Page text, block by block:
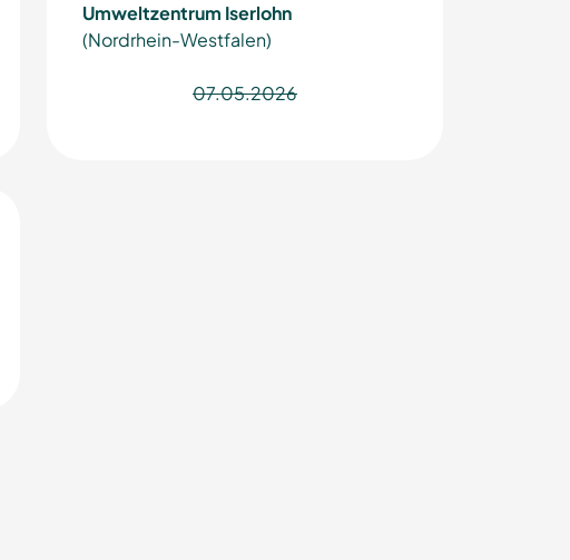
Umweltzentrum Iserlohn
(Nordrhein-Westfalen)
07.05.2026